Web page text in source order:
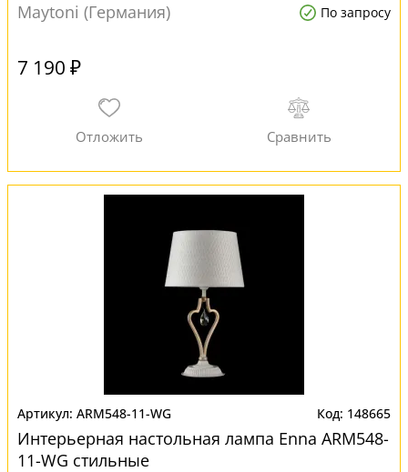
Maytoni (Германия)
По запросу
7 190 ₽
ARM548-11-WG 148665
Интерьерная настольная лампа Enna ARM548-
11-WG стильные